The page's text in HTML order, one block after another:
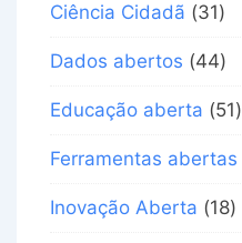
Ciência Cidadã (31)
Dados abertos (44)
Educação aberta (51)
Ferramentas abertas
Inovação Aberta (18)